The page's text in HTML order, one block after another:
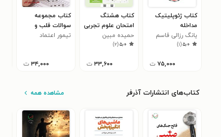
کتاب ژئوپلیتیک
مداخله
یانگ رزالی قاسم
۵٫۰(۱)
۷۵,۰۰۰ ت
کتاب هشتگ
امتحان علوم تجربی
نهم
حمیده مبین
۵٫۰(۲)
۳۳,۶۰۰ ت
کتاب مجموعه
سوالات قلب و
تیمور اعتماد
۳۴,۰۰۰ ت
کتاب‌های انتشارات آذرفر مشاهده همه